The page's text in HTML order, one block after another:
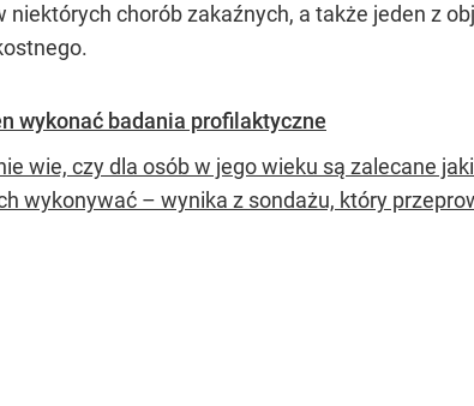
chorób zakaźnych, a także jeden z
wykonać badania profilaktyczne
wie, czy dla osób w jego wieku są zalecane
wykonywać – wynika z sondażu, który